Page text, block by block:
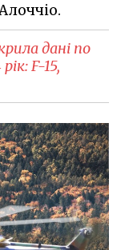
дані по
F-15,